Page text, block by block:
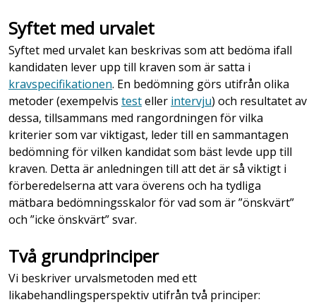
Syftet med urvalet
Syftet med urvalet kan beskrivas som att bedöma ifall
kandidaten lever upp till kraven som är satta i
kravspecifikationen. En bedömning görs utifrån olika
metoder (exempelvis testeller intervju) och resultatet av
dessa, tillsammans med rangordningen för vilka
kriterier som var viktigast, leder till en sammantagen
bedömning för vilken kandidat som bäst levde upp till
kraven. Detta är anledningen till att det är så viktigt i
förberedelserna att vara överens och ha tydliga
mätbara bedömningsskalor för vad som är ”önskvärt”
och ”icke önskvärt” svar.
Två grundprinciper
Vi beskriver urvalsmetoden med ett
likabehandlingsperspektiv utifrån två principer: